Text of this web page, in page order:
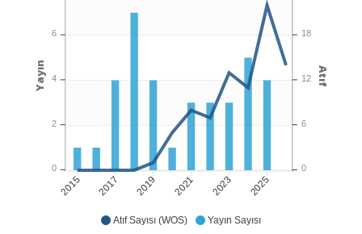
Atıf Sayısı (WOS) Yayın Sayısı
2015 2017 2019 2021 2023 2025
18
12
6
0
Atıf
6
4
2
0
Yayın